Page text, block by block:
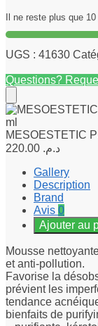
Il ne reste plus que
UGS : 41630
Questions?
MESOESTETIC
د.م.
Gallery
Description
Brand
Avis 0
Ajouter au
Mousse
et anti-pollution.
Favorise la
prévient les
tendance
bienfaits de